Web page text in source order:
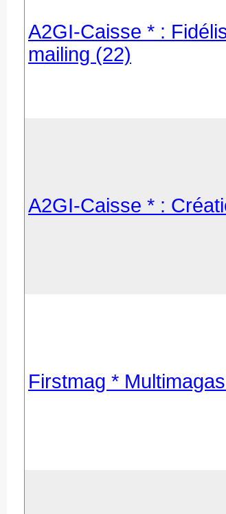
A2GI-Caisse * :
mailing (22)
A2GI-Caisse * :
Firstmag *